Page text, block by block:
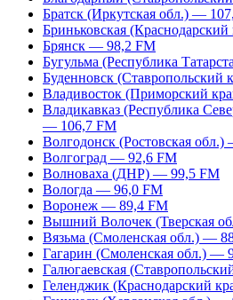
Братск (Иркутская обл.) —
Бриньковская
Брянск — 98,2 FM
Бугульма (Республика
Буденновск
Владивосток (Приморский
Владикавказ (Республика
— 106,7 FM
Волгодонск (Ростовская
Волгоград — 92,6 FM
Волноваха (ДНР) — 99,5 FM
Вологда — 96,0 FM
Воронеж — 89,4 FM
Вышний Волочек (Тверская
Вязьма (Смоленская обл.) —
Гагарин (Смоленская обл.) —
Галюгаевская
Геленджик (Краснодарский